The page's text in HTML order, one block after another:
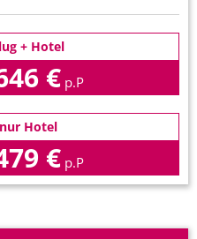
+ Hotel
€ p.P
Hotel
€ p.P